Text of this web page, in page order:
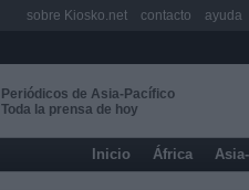
Periódicos de Asia-Pacífico
Toda la prensa de hoy
Inicio África
sobre Kiosko.net contacto ayuda